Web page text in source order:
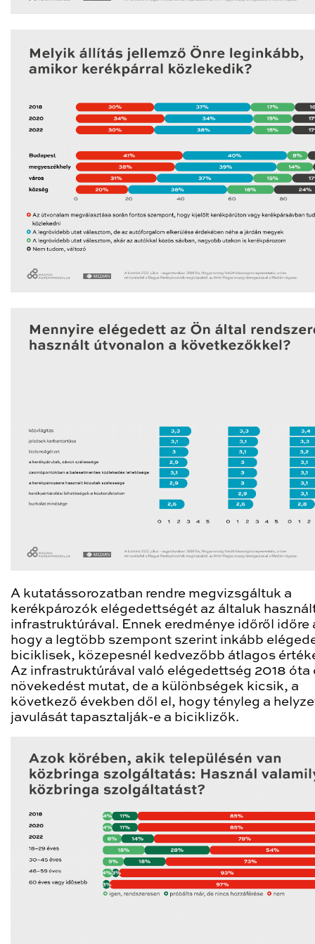
A kutatássorozatban rendre megvizsgáltuk a
kerékpározók elégedettségét az általuk
infrastruktúrával. Ennek eredménye időről időre
hogy a legtöbb szempont szerint inkább
biciklisek, közepesnél kedvezőbb átlagos
Az infrastruktúrával való elégedettség 2018 óta
növekedést mutat, de a különbségek kicsik, a
következő években dől el, hogy tényleg a
javulását tapasztalják-e a biciklizők.